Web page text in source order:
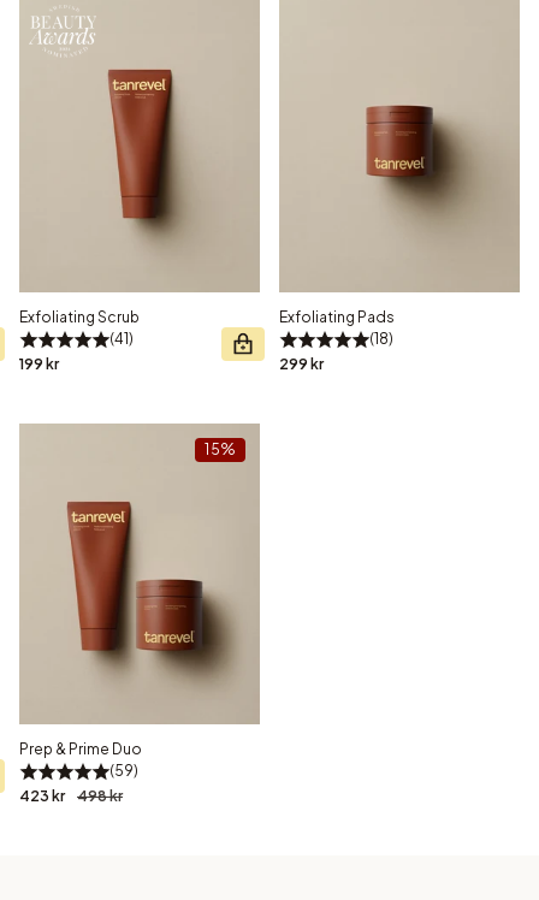
Exfoliating Scrub
41
199 kr
Exfoliating Pads
18
299 kr
15%
Prep & Prime Duo
59
423 kr
498 kr